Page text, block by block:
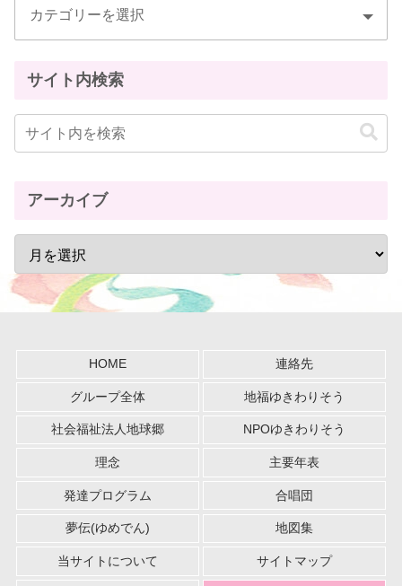
サイト内検索
アーカイブ
HOME 連絡先
グループ全体 地福ゆきわりそう
社会福祉法人地球郷 NPOゆきわりそう
理念 主要年表
発達プログラム 合唱団
夢伝(ゆめでん) 地図集
当サイトについて サイトマップ